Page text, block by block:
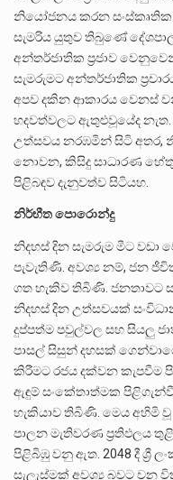
නියෝජනය කරන සංස්කෘතික
සැමරිය යුතුව තිබුණේ
අන්තර්ජාතික ප්‍රජාව
සැමරුමට අන්තර්ජාතික
අපව දකින ආකාරය වෙනස්
හදවත්වලට ඇතුළුවූයේද
උත්සවය නරඹමින් සිටි අතර,
නොවන, කිසිදු සාධාරණ
පිළිබඳව දැනුවත්ව සිටියහ.
නිර්භීත පොරොන්දු
නිදහස් දින සැමරුම මීට වඩා
පැවැතිණි. අවශ්‍ය නම්, ජන
ගත හැකිව තිබිණි. ජනතාවට
නිදහස් දින උත්සවයක්
දුප්පත්ම පවුල්වල සහ සියලු
පාසල් සිසුන් දහසක්
කිරීමට රජය දක්වන කැපවීම
ඇඳුම් සංකේතාත්මක
හැකියාව තිබිණි. මෙය අහිමි වූ
පාලන මැතිවරණ ප්‍රතිඵලය
පිළිබිඹු වනු ඇත. 2048 දී ශ්‍රී
සැලැස්මක් අවශ්‍ය බවට වන